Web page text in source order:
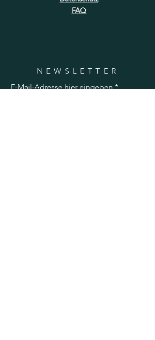
FAQ
NEWSLETTER
E-Mail-Adresse hier eingeben